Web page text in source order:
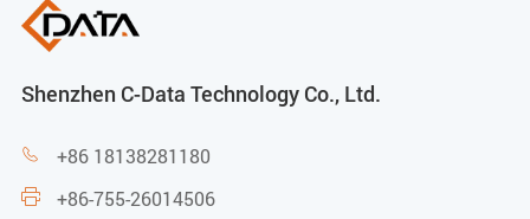
Shenzhen C-Data Technology Co., Ltd.
 +86 18138281180
 +86-755-26014506